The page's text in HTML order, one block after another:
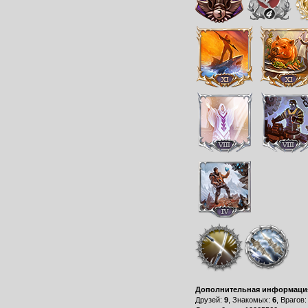
Дополнительная
Друзей: 9, Знакомых: 6, Врагов: